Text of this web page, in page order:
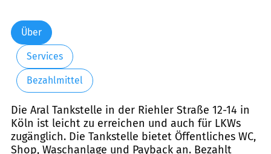
Über
Services
Bezahlmittel
Die Aral Tankstelle in der Riehler Straße 12-14 in
Köln ist leicht zu erreichen und auch für LKWs
zugänglich. Die Tankstelle bietet Öffentliches WC,
Shop, Waschanlage und Payback an. Bezahlt